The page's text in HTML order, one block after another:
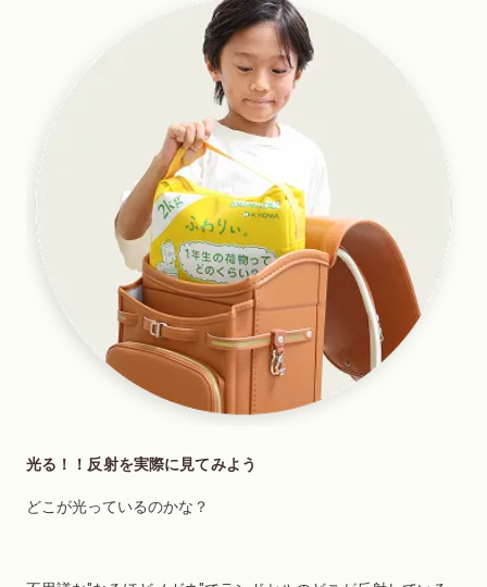
光る！！反射を実際に見てみよう
どこが光っているのかな？